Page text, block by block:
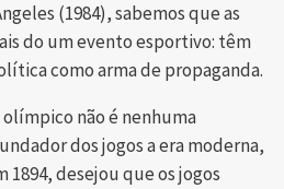
(1984), sabemos que as
do um evento esportivo: têm
como arma de propaganda.
não é nenhuma
dos jogos a era moderna,
desejou que os jogos